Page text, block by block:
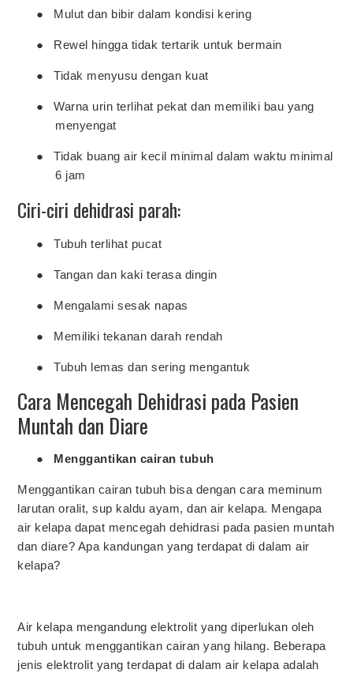
● Mulut dan bibir dalam kondisi kering
● Rewel hingga tidak tertarik untuk bermain
● Tidak menyusu dengan kuat
●
Warna urin terlihat pekat dan memiliki bau yang
menyengat
●
Tidak buang air kecil minimal dalam waktu minimal
6 jam
Ciri-ciri dehidrasi parah:
● Tubuh terlihat pucat
● Tangan dan kaki terasa dingin
● Mengalami sesak napas
● Memiliki tekanan darah rendah
● Tubuh lemas dan sering mengantuk
Cara Mencegah Dehidrasi pada Pasien
Muntah dan Diare
● Menggantikan cairan tubuh
Menggantikan cairan tubuh bisa dengan cara meminum
larutan oralit, sup kaldu ayam, dan air kelapa. Mengapa
air kelapa dapat mencegah dehidrasi pada pasien muntah
dan diare? Apa kandungan yang terdapat di dalam air
kelapa?
Air kelapa mengandung elektrolit yang diperlukan oleh
tubuh untuk menggantikan cairan yang hilang. Beberapa
jenis elektrolit yang terdapat di dalam air kelapa adalah